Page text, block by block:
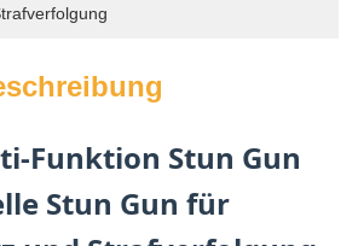
Funktion Stun Gun
Stun Gun für